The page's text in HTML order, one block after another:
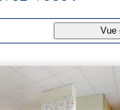
Vue